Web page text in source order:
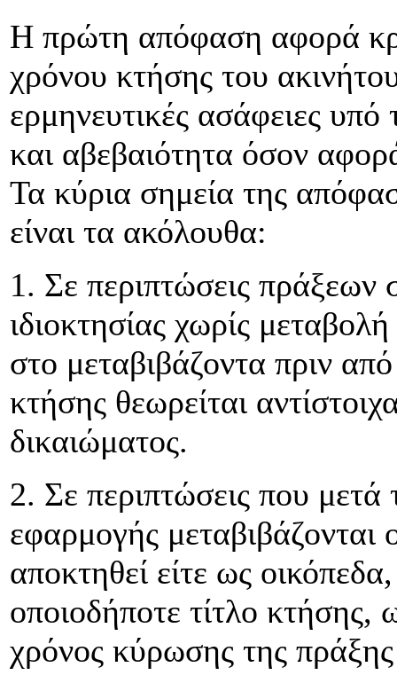
Η πρώτη απόφαση αφορά
χρόνου κτήσης του
ερμηνευτικές ασάφειες
και αβεβαιότητα όσον
Τα κύρια σημεία της
είναι τα ακόλουθα:
1. Σε περιπτώσεις πράξεων
ιδιοκτησίας χωρίς
στο μεταβιβάζοντα πριν
κτήσης θεωρείται
δικαιώματος.
2. Σε περιπτώσεις που
εφαρμογής μεταβιβάζονται
αποκτηθεί είτε ως
οποιοδήποτε τίτλο κτήσης,
χρόνος κύρωσης της